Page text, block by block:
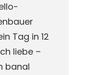
Tag in 12
liebe –
banal